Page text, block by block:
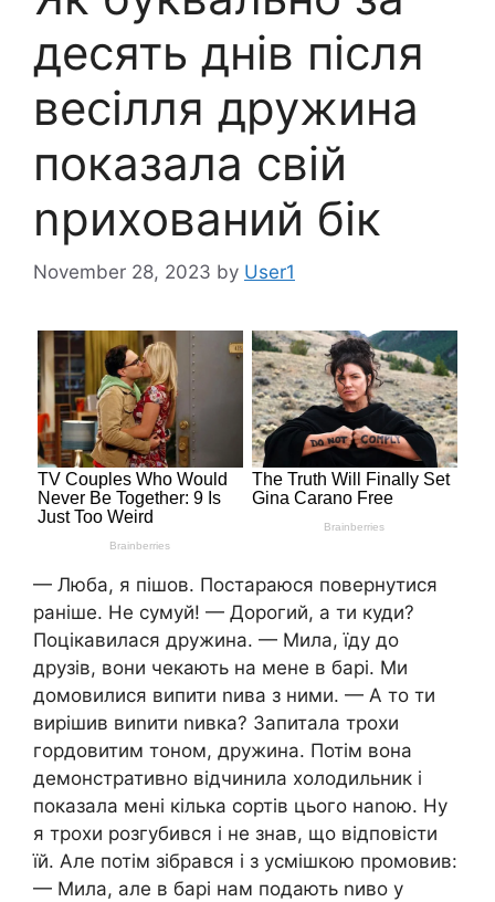
десять днів після
весілля дружина
показала свій
nрихований бік
November 28, 2023 by User1
— Люба, я пішов. Постараюся повернутися
раніше. Не сумуй! — Дорогий, а ти куди?
Поцікавилася дружина. — Мила, їду до
друзів, вони чекають на мене в барі. Ми
домовилися випити nива з ними. — А то ти
вирішив виnити nивка? Запитала трохи
гордовитим тоном, дружина. Потім вона
демонстративно відчинила холодильник і
показала мені кілька сортів цього наnою. Ну
я трохи розгубився і не знав, що відповісти
їй. Але потім зібрався і з усмішкою промовив:
— Мила, але в барі нам подають nиво у